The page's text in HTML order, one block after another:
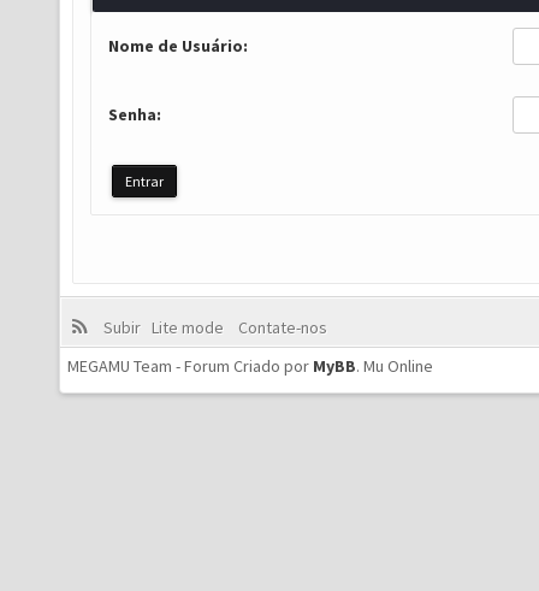
Nome de Usuário:
Senha:
Subir Lite mode
Contate-nos
MEGAMU Team - Forum Criado por MyBB. Mu Online